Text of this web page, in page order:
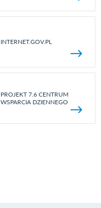
INTERNET.GOV.PL
PROJEKT 7.6 CENTRUM
WSPARCIA DZIENNEGO